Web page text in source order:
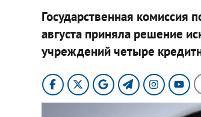
Государственная комиссия
августа приняла решение
учреждений четыре